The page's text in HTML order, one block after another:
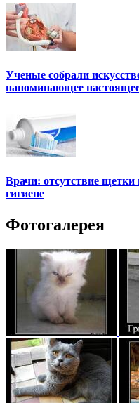
Ученые собрали
напоминающее
Врачи: отсутствие щетки
гигиене
Фотогалерея